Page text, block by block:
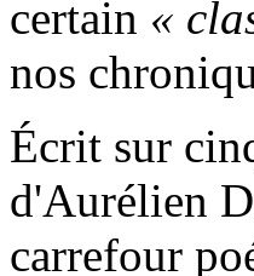
certain «
nos
Écrit sur
d'Aurélien
carrefour